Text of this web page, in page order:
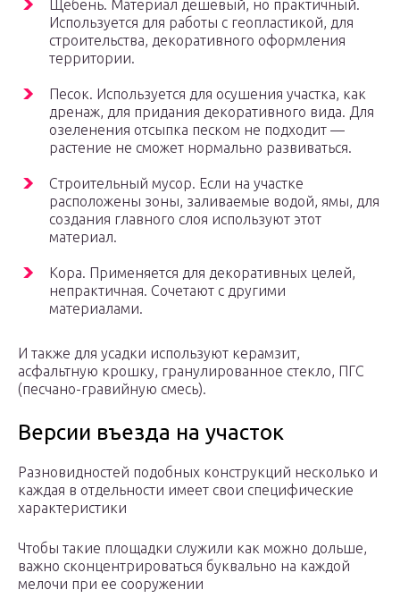
Щебень. Материал дешевый, но практичный.
Используется для работы с геопластикой, для
строительства, декоративного оформления
территории.
Песок. Используется для осушения участка, как
дренаж, для придания декоративного вида. Для
озеленения отсыпка песком не подходит —
растение не сможет нормально развиваться.
Строительный мусор. Если на участке
расположены зоны, заливаемые водой, ямы, для
создания главного слоя используют этот
материал.
Кора. Применяется для декоративных целей,
непрактичная. Сочетают с другими
материалами.
И также для усадки используют керамзит,
асфальтную крошку, гранулированное стекло, ПГС
(песчано-гравийную смесь).
Версии въезда на участок
Разновидностей подобных конструкций несколько и
каждая в отдельности имеет свои специфические
характеристики
Чтобы такие площадки служили как можно дольше,
важно сконцентрироваться буквально на каждой
мелочи при ее сооружении